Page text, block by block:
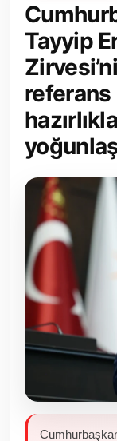
Yerel Yönetimler
Mülki İdare
Toplum ve
Sivil Toplum
Kamu Kurumları
Resmi Reklamlar
Tayyip
referans